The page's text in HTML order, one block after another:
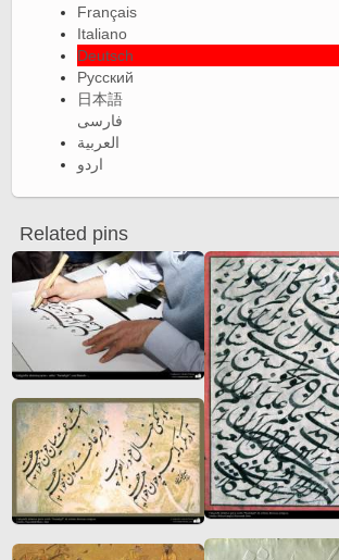
Français
Italiano
Deutsch
Русский
日本語
فارسی
العربية
اردو
Related pins